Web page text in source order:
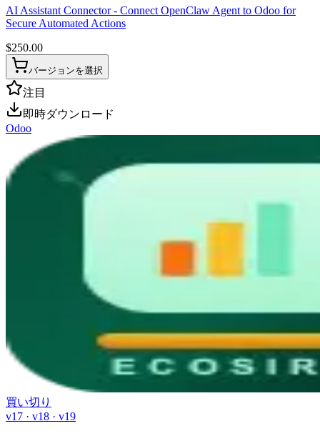
AI Assistant Connector - Connect OpenClaw Agent to Odoo for
Secure Automated Actions
$250.00
バージョンを選択
注目
即時ダウンロード
Odoo
買い切り
v17 · v18 · v19